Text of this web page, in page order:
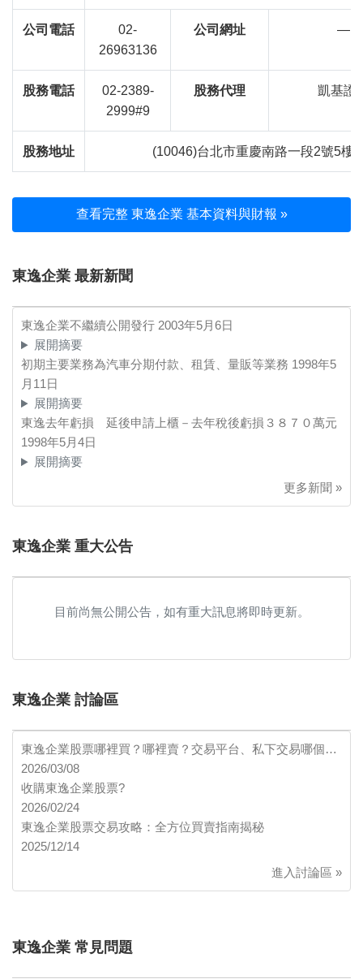
公司電話
02-
26963136
公司網址 —
股務電話
02-2389-
2999#9
股務代理 凱基證
股務地址 (10046)台北市重慶南路一段2號5樓
查看完整 東逸企業 基本資料與財報 »
東逸企業 最新新聞
東逸企業不繼續公開發行 2003年5月6日
展開摘要
初期主要業務為汽車分期付款、租賃、量販等業務 1998年5
月11日
展開摘要
東逸去年虧損 延後申請上櫃－去年稅後虧損３８７０萬元
1998年5月4日
展開摘要
更多新聞 »
東逸企業 重大公告
目前尚無公開公告，如有重大訊息將即時更新。
東逸企業 討論區
東逸企業股票哪裡買？哪裡賣？交易平台、私下交易哪個…
2026/03/08
收購東逸企業股票?
2026/02/24
東逸企業股票交易攻略：全方位買賣指南揭秘
2025/12/14
進入討論區 »
東逸企業 常見問題